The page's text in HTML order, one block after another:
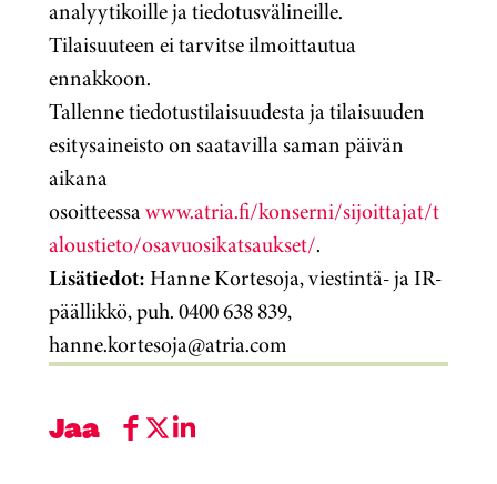
analyytikoille ja tiedotusvälineille.
Tilaisuuteen ei tarvitse ilmoittautua
ennakkoon.
Tallenne tiedotustilaisuudesta ja tilaisuuden
esitysaineisto on saatavilla saman päivän
aikana
osoitteessawww.atria.fi/konserni/sijoittajat/t
aloustieto/osavuosikatsaukset/.
Lisätiedot:Hanne Kortesoja, viestintä- ja IR-
päällikkö, puh. 0400 638 839,
hanne.kortesoja@atria.com
Jaa